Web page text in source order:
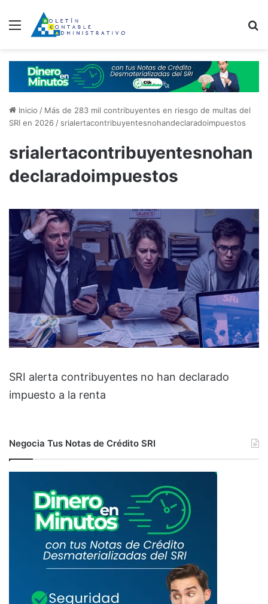
Menú
Inicio / Más de 283 mil contribuyentes en riesgo de multas del
SRI en 2026 / srialertacontribuyentesnohandeclaradoimpuestos
srialertacontribuyentesnohan
declaradoimpuestos
SRI alerta contribuyentes no han declarado
impuesto a la renta
Negocia Tus Notas de Crédito SRI